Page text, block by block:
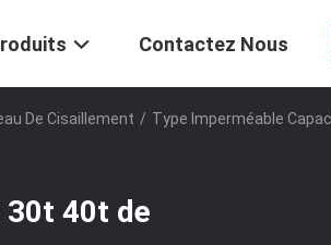
Contactez Nous
De Cisaillement / Type Imperméable
40t de